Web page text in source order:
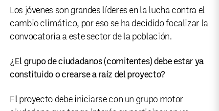
Los jóvenes son grandes líderes en la lucha contra el
cambio climático, por eso se ha decidido focalizar la
convocatoria a este sector de la población.
¿El grupo de ciudadanos (comitentes) debe estar ya
constituido o crearse a raíz del proyecto?
El proyecto debe iniciarse con un grupo motor